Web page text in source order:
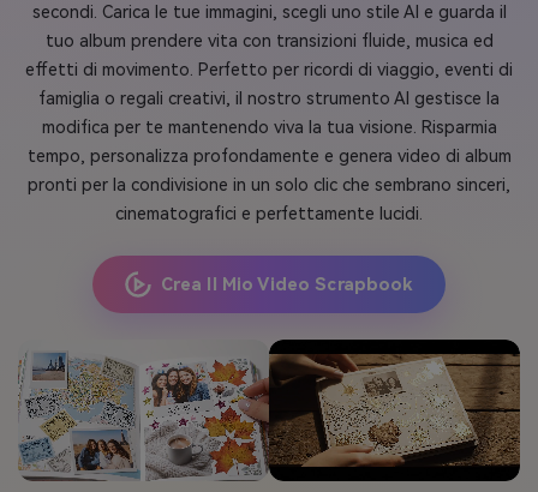
secondi. Carica le tue immagini, scegli uno stile AI e guarda il
tuo album prendere vita con transizioni fluide, musica ed
effetti di movimento. Perfetto per ricordi di viaggio, eventi di
famiglia o regali creativi, il nostro strumento AI gestisce la
modifica per te mantenendo viva la tua visione. Risparmia
tempo, personalizza profondamente e genera video di album
pronti per la condivisione in un solo clic che sembrano sinceri,
cinematografici e perfettamente lucidi.
Crea Il Mio Video Scrapbook